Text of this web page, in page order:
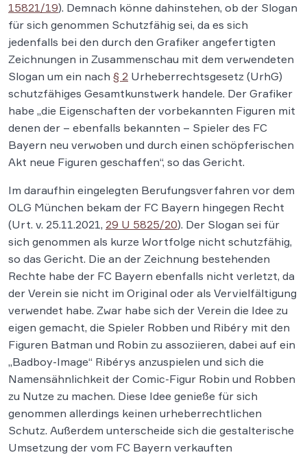
15821/19). Demnach könne dahinstehen, ob der Slogan
für sich genommen Schutzfähig sei, da es sich
jedenfalls bei den durch den Grafiker angefertigten
Zeichnungen in Zusammenschau mit dem verwendeten
Slogan um ein nach § 2 Urheberrechtsgesetz (UrhG)
schutzfähiges Gesamtkunstwerk handele. Der Grafiker
habe „die Eigenschaften der vorbekannten Figuren mit
denen der – ebenfalls bekannten – Spieler des FC
Bayern neu verwoben und durch einen schöpferischen
Akt neue Figuren geschaffen“, so das Gericht.
Im daraufhin eingelegten Berufungsverfahren vor dem
OLG München bekam der FC Bayern hingegen Recht
(Urt. v. 25.11.2021, 29 U 5825/20). Der Slogan sei für
sich genommen als kurze Wortfolge nicht schutzfähig,
so das Gericht. Die an der Zeichnung bestehenden
Rechte habe der FC Bayern ebenfalls nicht verletzt, da
der Verein sie nicht im Original oder als Vervielfältigung
verwendet habe. Zwar habe sich der Verein die Idee zu
eigen gemacht, die Spieler Robben und Ribéry mit den
Figuren Batman und Robin zu assoziieren, dabei auf ein
„Badboy-Image“ Ribérys anzuspielen und sich die
Namensähnlichkeit der Comic-Figur Robin und Robben
zu Nutze zu machen. Diese Idee genieße für sich
genommen allerdings keinen urheberrechtlichen
Schutz. Außerdem unterscheide sich die gestalterische
Umsetzung der vom FC Bayern verkauften